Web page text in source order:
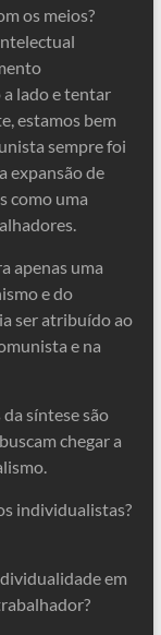
os meios?
lado e tentar
estamos bem
sempre foi
expansão de
como uma
apenas uma
e do
ser atribuído ao
e na
síntese são
chegar a
individualistas?
em